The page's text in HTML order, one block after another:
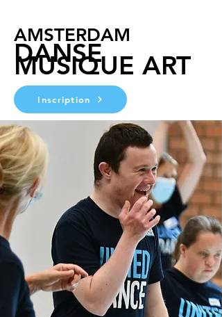
AMSTERDAM
DANSE
MUSIQUE ART
Inscription